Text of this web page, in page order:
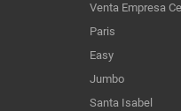
Venta Empresa
Paris
Easy
Jumbo
Santa Isabel